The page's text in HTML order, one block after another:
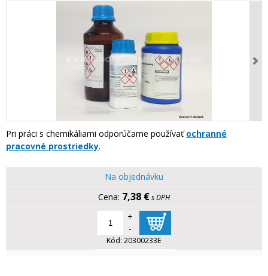
Pri práci s chemikáliami odporúčame používaťochranné
pracovné prostriedky.
Na objednávku
7,38 €s DPH
+
-
Kód: 20300233E